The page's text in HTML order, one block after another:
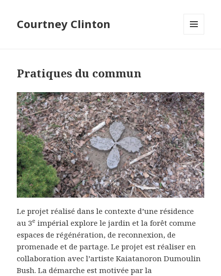
Courtney Clinton
Pratiques du commun
Le projet réalisé dans le contexte d’une résidence
au 3e impérial explore le jardin et la forêt comme
espaces de régénération, de reconnexion, de
promenade et de partage. Le projet est réaliser en
collaboration avec l’artiste Kaiatanoron Dumoulin
Bush. La démarche est motivée par la